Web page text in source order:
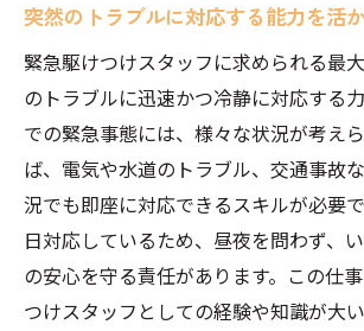
先輩スタッフのサポート体制
成長できる環境とキャリアパ
働くことで得られるやりがい
地域貢献の実感と社会的意義
研修制度充実！埼玉県で緊急駆け
としての一歩を
研修内容とその目的
現場での実践的なトレーニン
突然のトラブルに対応する能力を活
緊急駆けつけスタッフに求められる最
のトラブルに迅速かつ冷静に対応する
での緊急事態には、様々な状況が考え
ば、電気や水道のトラブル、交通事故
況でも即座に対応できるスキルが必要
日対応しているため、昼夜を問わず、
の安心を守る責任があります。この仕
つけスタッフとしての経験や知識が大い